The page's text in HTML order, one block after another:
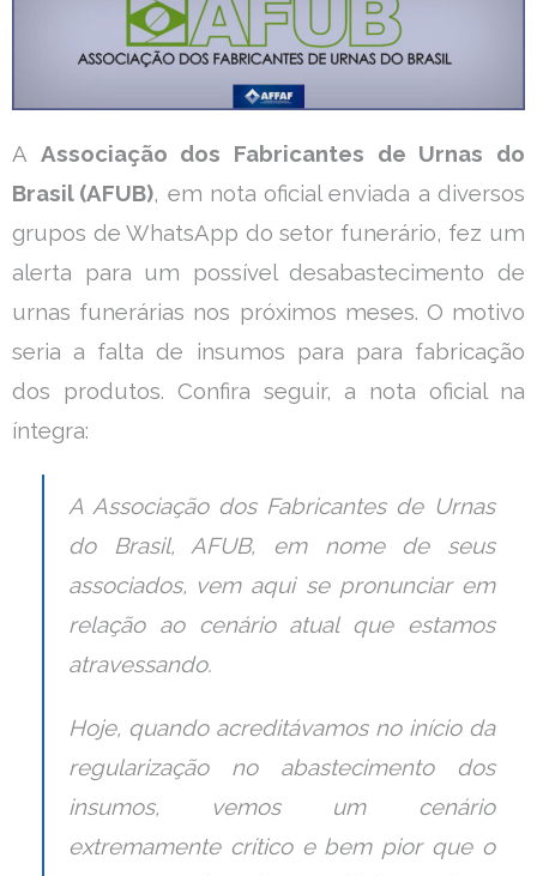
A Associação dos Fabricantes de Urnas do
Brasil (AFUB), em nota oficial enviada a diversos
grupos de WhatsApp do setor funerário, fez um
alerta para um possível desabastecimento de
urnas funerárias nos próximos meses. O motivo
seria a falta de insumos para para fabricação
dos produtos. Confira seguir, a nota oficial na
íntegra:
A Associação dos Fabricantes de Urnas
do Brasil, AFUB, em nome de seus
associados, vem aqui se pronunciar em
relação ao cenário atual que estamos
atravessando.
Hoje, quando acreditávamos no início da
regularização no abastecimento dos
insumos, vemos um cenário
extremamente crítico e bem pior que o